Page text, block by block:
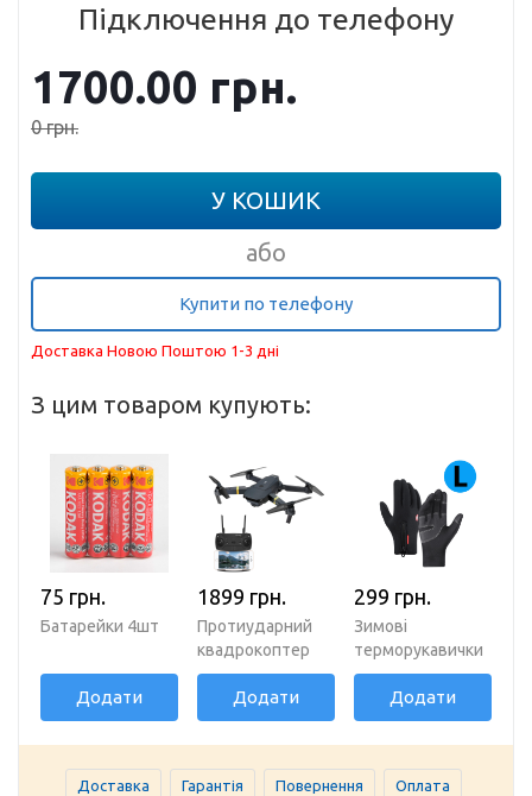
Підключення до телефону
1700.00 грн.
0грн.
У КОШИК
або
Купити по телефону
Доставка Новою Поштою 1-3 дні
З цим товаром купують:
75 грн.
Батарейки 4шт
Додати
1899 грн.
Протиударний
квадрокоптер
D5H з Wi-Fi та HD
зйомкою
Додати
299 грн.
Зимові
терморукавички
із сенсорними
пальцями та
блискавкою, L
Додати
Доставка Гарантія Повернення Оплата